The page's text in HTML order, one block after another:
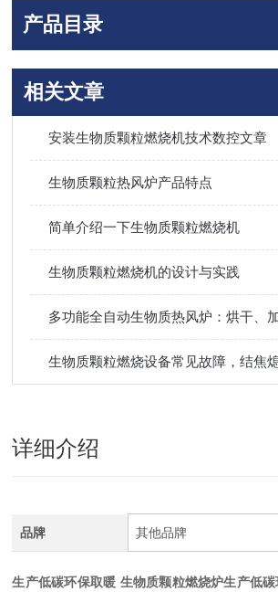
产品目录
相关文章
安装生物质颗粒燃烧机技术数控文章
生物质颗粒热风炉产品特点
简单介绍一下生物质颗粒燃烧机
生物质颗粒燃烧机的设计与实践
详细介绍
品牌 其他品牌
生产低碳环保取暖 生物质颗粒燃烧炉生产低